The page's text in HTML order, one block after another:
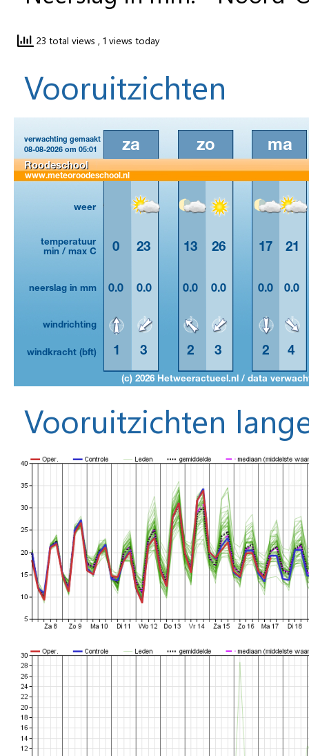
23 total views , 1 views today
Vooruitzichten
Vooruitzichten